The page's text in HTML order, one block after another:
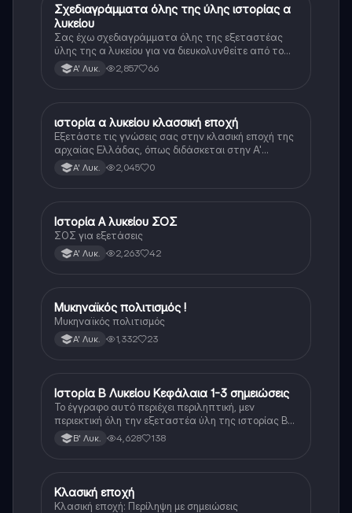
Ιστορία
Σχεδιαγράμματα όλης της ύλης ιστορίας α
λυκείου
Σας έχω σχεδιαγράμματα όλης της εξεταστέας
ύλης της α λυκείου για να διευκολυνθείτε από το
τεράστιο βάρος του βιβλίου
Α' Λυκ. 2,857 66
Ιστορία
ιστορία α λυκείου κλασσική εποχή
Εξετάστε τις γνώσεις σας στην κλασική εποχή της
αρχαίας Ελλάδας, όπως διδάσκεται στην Α'
Λυκείου.Α' Λυκ. 2,045 0
Ιστορία
Ιστορία Α λυκείου ΣΟΣ
ΣΟΣ για εξετάσεις
Α' Λυκ. 2,263 42
Ιστορία
Μυκηναϊκός πολιτισμός !
Μυκηναϊκός πολιτισμός
Α' Λυκ. 1,332 23
Ιστορία
Ιστορία Β Λυκείου Κεφάλαια 1-3 σημειώσεις
Το έγγραφο αυτό περιέχει περιληπτική, μεν
περιεκτική όλη την εξεταστέα ύλη της ιστορίας Β
λυκείου για τα πρώτα 3 Κεφάλαια, δηλαδή την
μισή ύλη. Το έγγραφο έχει γραφτεί με προσοχή και
Β' Λυκ. 4,628 138
Ιστορία
Κλασική εποχή
Κλασική εποχή: Περίληψη με σημειώσεις